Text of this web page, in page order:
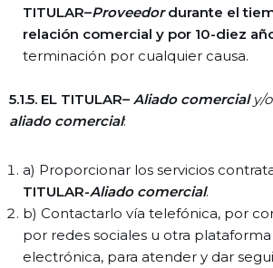
TITULAR–Proveedordurante el
relación comercial y por 10-diez
terminación por cualquier causa.
5.1.5. EL TITULAR– Aliado comercialy/o
aliado comercial:
a) Proporcionar los servicios
TITULAR-Aliado comercial.
b) Contactarlo vía telefónica, por
por redes sociales u otra
electrónica, para atender y dar